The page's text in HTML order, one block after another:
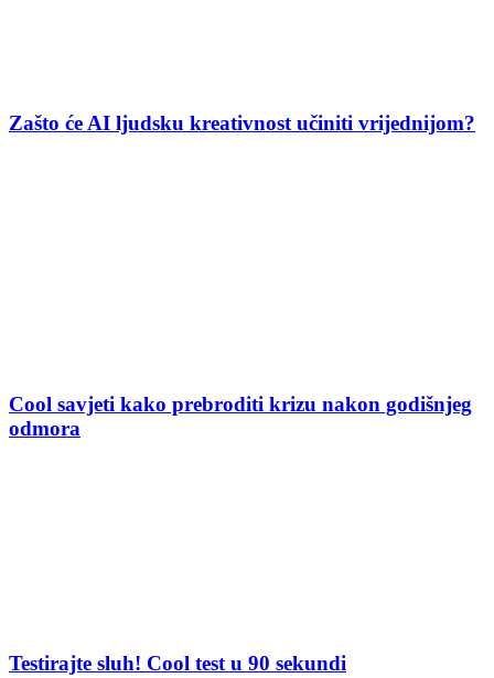
Zašto će AI ljudsku kreativnost učiniti vrijednijom?
Cool savjeti kako prebroditi krizu nakon godišnjeg
odmora
Testirajte sluh! Cool test u 90 sekundi